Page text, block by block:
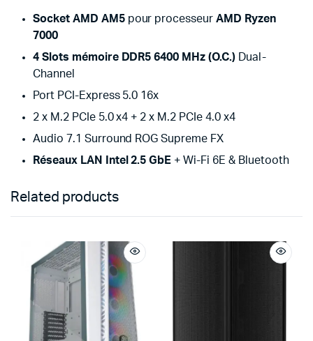
Socket AMD AM5pour processeurAMD Ryzen
7000
4 Slots mémoire DDR5 6400 MHz (O.C.)
Dual-
Channel
Port PCI-Express 5.0 16x
2 x M.2 PCIe 5.0 x4 + 2 x M.2 PCIe 4.0 x4
Audio 7.1 Surround ROG Supreme FX
Réseaux LAN Intel 2.5 GbE + Wi-Fi 6E & Bluetooth
Related products